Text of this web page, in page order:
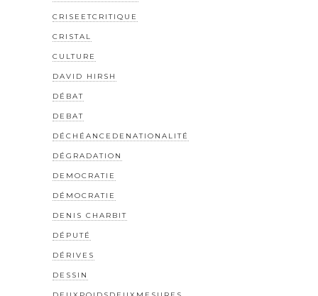
CRISEETCRITIQUE
CRISTAL
CULTURE
DAVID HIRSH
DÉBAT
DEBAT
DÉCHÉANCEDENATIONALITÉ
DÉGRADATION
DEMOCRATIE
DÉMOCRATIE
DENIS CHARBIT
DÉPUTÉ
DÉRIVES
DESSIN